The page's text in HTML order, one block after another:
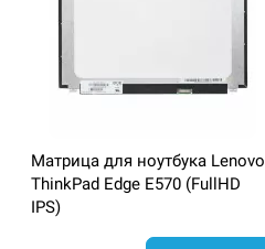
Матрица для ноутбука Lenovo
ThinkPad Edge E570 (FullHD
IPS)